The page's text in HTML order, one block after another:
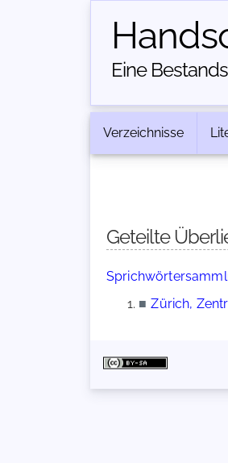
Eine
Verzeichnisse
Geteilte
■ Zürich,